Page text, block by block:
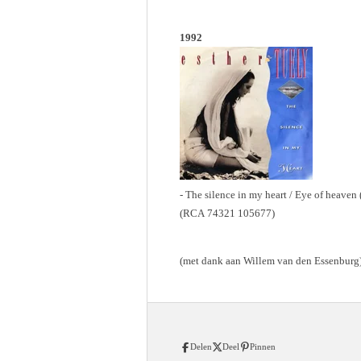
1992
- The silence in my heart / Eye of heaven
(RCA 74321 105677)
(met dank aan Willem van den
Delen Deel Pinnen